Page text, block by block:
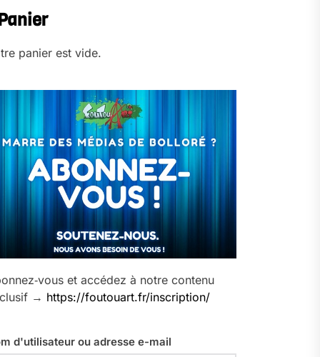
panier est vide.
et accédez à notre contenu
→ https://foutouart.fr/inscription/
d'utilisateur ou adresse e-mail